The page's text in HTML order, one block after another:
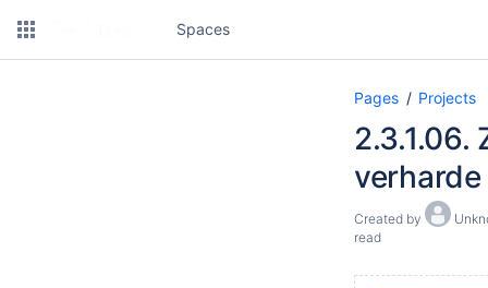
Spaces
Pages Projects
2.3.1.06.
Created by
read